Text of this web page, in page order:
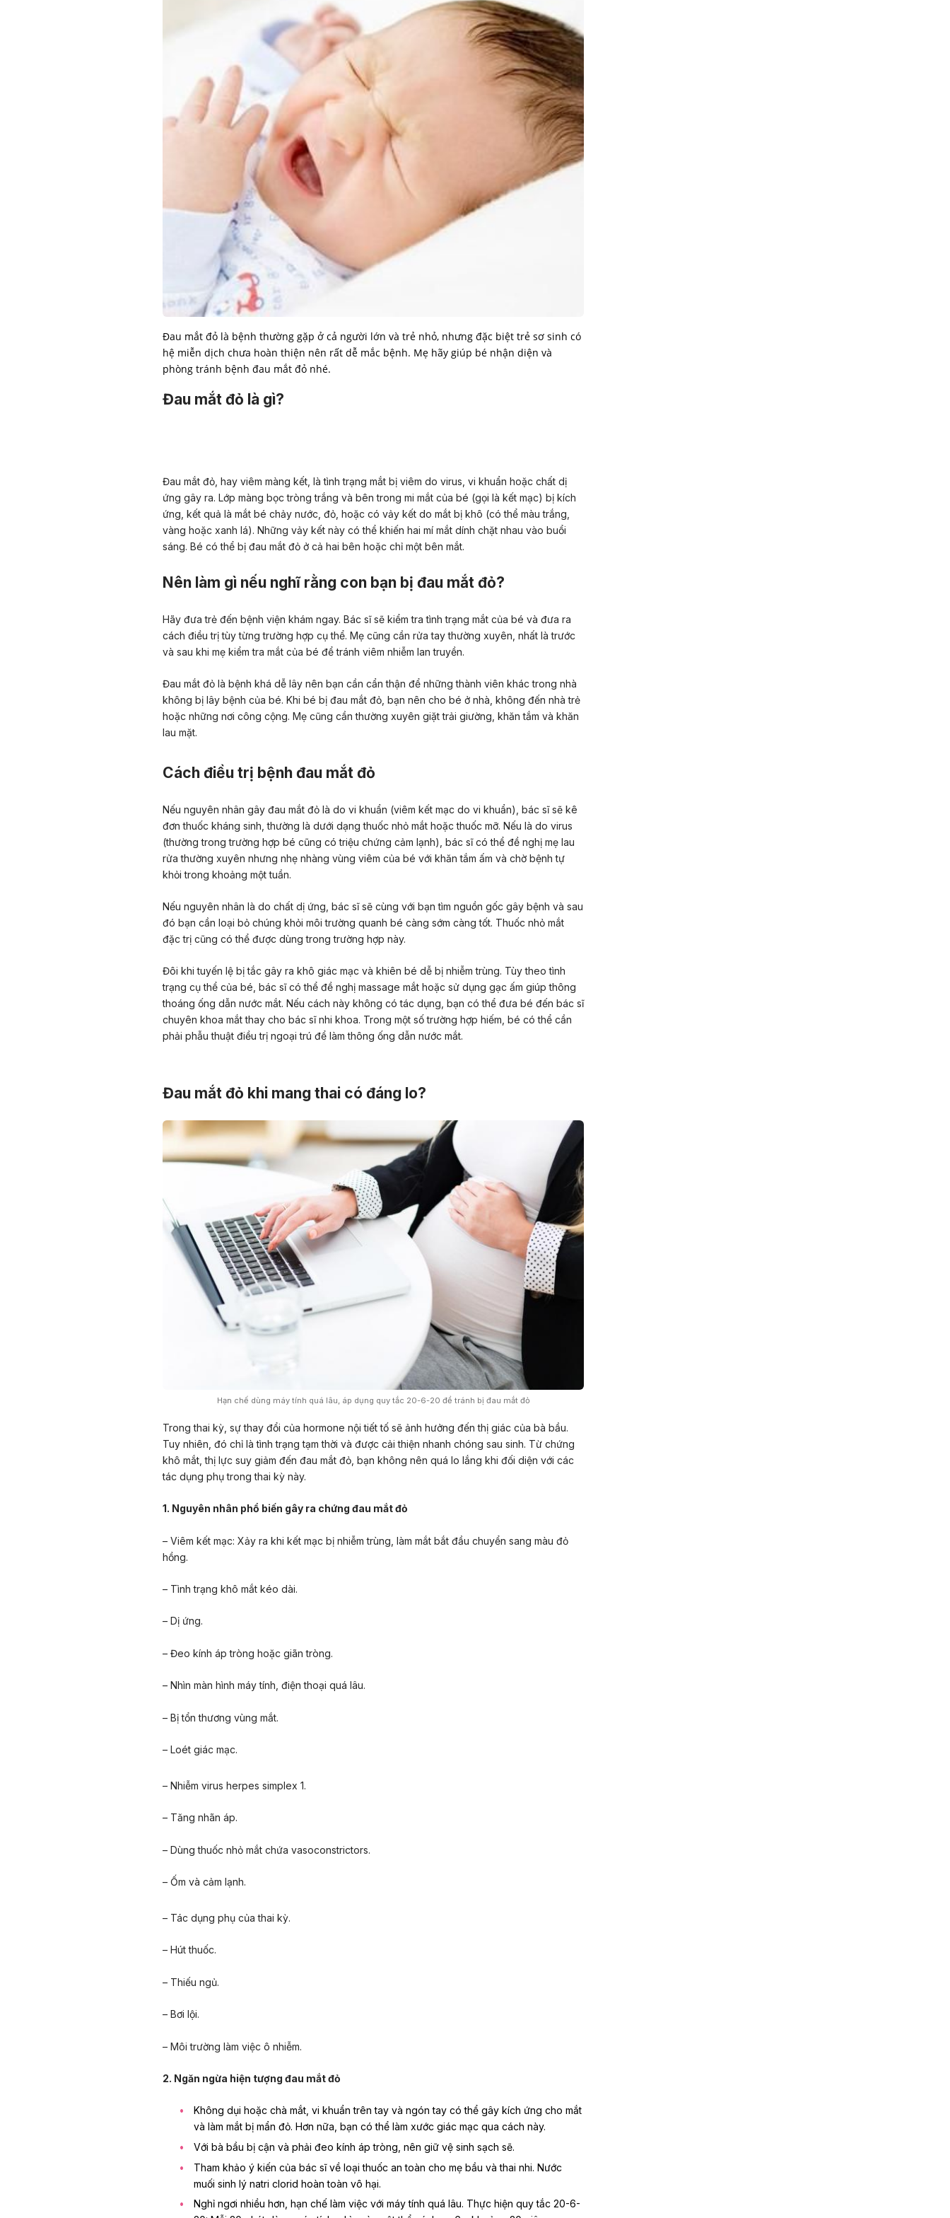
Đau mắt đỏ là bệnh thường gặp ở cả người lớn và trẻ nhỏ, nhưng đặc biệt trẻ sơ sinh có
hệ miễn dịch chưa hoàn thiện nên rất dễ mắc bệnh. Mẹ hãy giúp bé nhận diện và
phòng tránh bệnh đau mắt đỏ nhé.
Đau mắt đỏ là gì?
Đau mắt đỏ, hay viêm màng kết, là tình trạng mắt bị viêm do virus, vi khuẩn hoặc chất dị
ứng gây ra. Lớp màng bọc tròng trắng và bên trong mi mắt của bé (gọi là kết mạc) bị kích
ứng, kết quả là mắt bé chảy nước, đỏ, hoặc có vảy kết do mắt bị khô (có thể màu trắng,
vàng hoặc xanh lá). Những vảy kết này có thể khiến hai mí mắt dính chặt nhau vào buổi
sáng. Bé có thể bị đau mắt đỏ ở cả hai bên hoặc chỉ một bên mắt.
Nên làm gì nếu nghĩ rằng con bạn bị đau mắt đỏ?
Hãy đưa trẻ đến bệnh viện khám ngay. Bác sĩ sẽ kiểm tra tình trạng mắt của bé và đưa ra
cách điều trị tùy từng trường hợp cụ thể. Mẹ cũng cần rửa tay thường xuyên, nhất là trước
và sau khi mẹ kiểm tra mắt của bé để tránh viêm nhiễm lan truyền.
Đau mắt đỏ là bệnh khá dễ lây nên bạn cần cẩn thận để những thành viên khác trong nhà
không bị lây bệnh của bé. Khi bé bị đau mắt đỏ, bạn nên cho bé ở nhà, không đến nhà trẻ
hoặc những nơi công cộng. Mẹ cũng cần thường xuyên giặt trải giường, khăn tắm và khăn
lau mặt.
Cách điều trị bệnh đau mắt đỏ
Nếu nguyên nhân gây đau mắt đỏ là do vi khuẩn (viêm kết mạc do vi khuẩn), bác sĩ sẽ kê
đơn thuốc kháng sinh, thường là dưới dạng thuốc nhỏ mắt hoặc thuốc mỡ. Nếu là do virus
(thường trong trường hợp bé cũng có triệu chứng cảm lạnh), bác sĩ có thể đề nghị mẹ lau
rửa thường xuyên nhưng nhẹ nhàng vùng viêm của bé với khăn tắm ấm và chờ bệnh tự
khỏi trong khoảng một tuần.
Nếu nguyên nhân là do chất dị ứng, bác sĩ sẽ cùng với bạn tìm nguồn gốc gây bệnh và sau
đó bạn cần loại bỏ chúng khỏi môi trường quanh bé càng sớm càng tốt. Thuốc nhỏ mắt
đặc trị cũng có thể được dùng trong trường hợp này.
Đôi khi tuyến lệ bị tắc gây ra khô giác mạc và khiên bé dễ bị nhiễm trùng. Tùy theo tình
trạng cụ thể của bé, bác sĩ có thể đề nghị massage mắt hoặc sử dụng gạc ấm giúp thông
thoáng ống dẫn nước mắt. Nếu cách này không có tác dụng, bạn có thể đưa bé đến bác sĩ
chuyên khoa mắt thay cho bác sĩ nhi khoa. Trong một số trường hợp hiếm, bé có thể cần
phải phẫu thuật điều trị ngoại trú để làm thông ống dẫn nước mắt.
Đau mắt đỏ khi mang thai có đáng lo?
Hạn chế dùng máy tính quá lâu, áp dụng quy tắc 20-6-20 để tránh bị đau mắt đỏ
Trong thai kỳ, sự thay đổi của hormone nội tiết tố sẽ ảnh hưởng đến thị giác của bà bầu.
Tuy nhiên, đó chỉ là tình trạng tạm thời và được cải thiện nhanh chóng sau sinh. Từ chứng
khô mắt, thị lực suy giảm đến đau mắt đỏ, bạn không nên quá lo lắng khi đối diện với các
tác dụng phụ trong thai kỳ này.
1. Nguyên nhân phổ biến gây ra chứng đau mắt đỏ
– Viêm kết mạc: Xảy ra khi kết mạc bị nhiễm trùng, làm mắt bắt đầu chuyển sang màu đỏ
hồng.
– Tình trạng khô mắt kéo dài.
– Dị ứng.
– Đeo kính áp tròng hoặc giãn tròng.
– Nhìn màn hình máy tính, điện thoại quá lâu.
– Bị tổn thương vùng mắt.
– Loét giác mạc.
– Nhiễm virus herpes simplex 1.
– Tăng nhãn áp.
– Dùng thuốc nhỏ mắt chứa vasoconstrictors.
– Ốm và cảm lạnh.
– Tác dụng phụ của thai kỳ.
– Hút thuốc.
– Thiếu ngủ.
– Bơi lội.
– Môi trường làm việc ô nhiễm.
2. Ngăn ngừa hiện tượng đau mắt đỏ
Không dụi hoặc chà mắt, vi khuẩn trên tay và ngón tay có thể gây kích ứng cho mắt
và làm mắt bị mẩn đỏ. Hơn nữa, bạn có thể làm xước giác mạc qua cách này.
Với bà bầu bị cận và phải đeo kính áp tròng, nên giữ vệ sinh sạch sẽ.
Tham khảo ý kiến của bác sĩ về loại thuốc an toàn cho mẹ bầu và thai nhi. Nước
muối sinh lý natri clorid hoàn toàn vô hại.
Nghỉ ngơi nhiều hơn, hạn chế làm việc với máy tính quá lâu. Thực hiện quy tắc 20-6-